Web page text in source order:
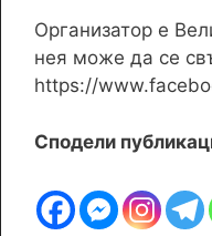
Организатор е
нея може да се
https://
Сподели